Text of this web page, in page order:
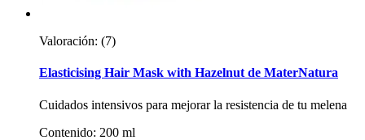
Valoración: (7)
Elasticising Hair Mask with Hazelnut de MaterNatura
Cuidados intensivos para mejorar la resistencia de tu melena
Contenido: 200 ml